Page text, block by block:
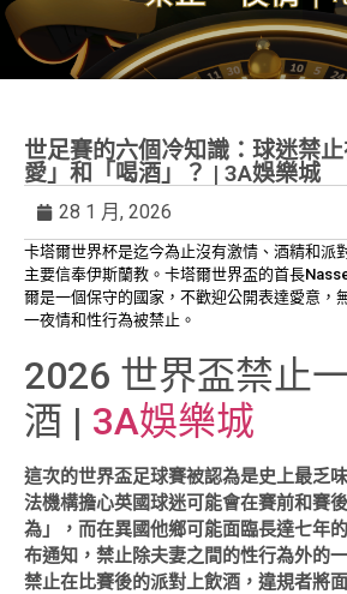
世足賽的六個冷知識：球迷禁
愛」和「喝酒」？ | 3A娛樂城
28 1 月, 2026
卡塔爾世界杯是迄今為止沒有激情、酒精和派
主要信奉伊斯蘭教。卡塔爾世界盃的首長
爾是一個保守的國家，不歡迎公開表達愛意，
一夜情和性行為被禁止。
2026 世界盃禁止
酒 | 3A娛樂城
這次的世界盃足球賽被認為是史上最乏
法機構擔心英國球迷可能會在賽前和賽
為」，而在異國他鄉可能面臨長達七年
布通知，禁止除夫妻之間的性行為外的
禁止在比賽後的派對上飲酒，違規者將